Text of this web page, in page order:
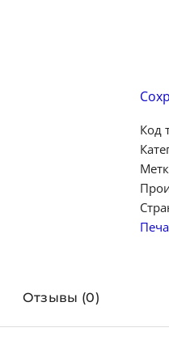
Код
Отзывы (0)